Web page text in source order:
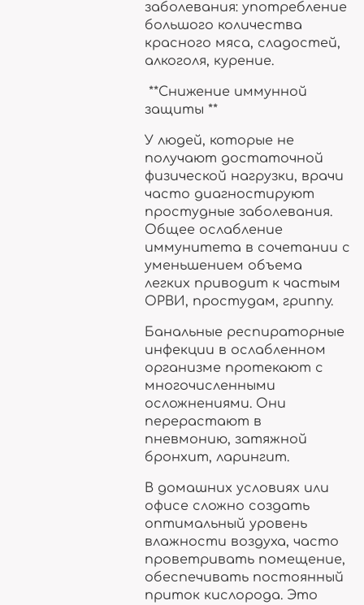
заболевания: употребление
большого количества
красного мяса, сладостей,
алкоголя, курение.
**Снижение иммунной
защиты **
У людей, которые не
получают достаточной
физической нагрузки, врачи
часто диагностируют
простудные заболевания.
Общее ослабление
иммунитета в сочетании с
уменьшением объема
легких приводит к частым
ОРВИ, простудам, гриппу.
Банальные респираторные
инфекции в ослабленном
организме протекают с
многочисленными
осложнениями. Они
перерастают в
пневмонию, затяжной
бронхит, ларингит.
В домашних условиях или
офисе сложно создать
оптимальный уровень
влажности воздуха, часто
проветривать помещение,
обеспечивать постоянный
приток кислорода. Это